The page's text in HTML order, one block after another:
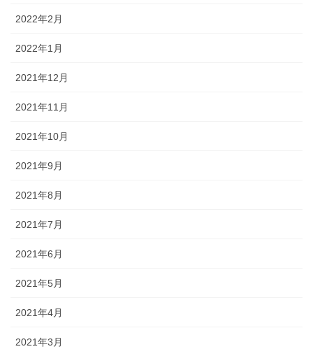
2022年2月
2022年1月
2021年12月
2021年11月
2021年10月
2021年9月
2021年8月
2021年7月
2021年6月
2021年5月
2021年4月
2021年3月